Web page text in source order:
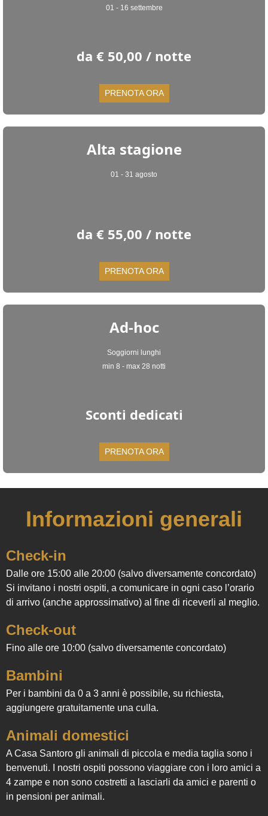
01 - 16 settembre
da € 50,00 / notte
PRENOTA ORA
Alta stagione
01 - 31 agosto
da € 55,00 / notte
PRENOTA ORA
Ad-hoc
Soggiorni lunghi
min 8 - max 28 notti
Sconti dedicati
PRENOTA ORA
Informazioni generali
Check-in
Dalle ore 15:00 alle 20:00 (salvo diversamente concordato)
Si invitano i nostri ospiti, a comunicare in ogni caso l’orario
di arrivo (anche approssimativo) al fine di riceverli al meglio.
Check-out
Fino alle ore 10:00 (salvo diversamente concordato)
Bambini
Per i bambini da 0 a 3 anni è possibile, su richiesta,
aggiungere gratuitamente una culla.
Animali domestici
A Casa Santoro gli animali di piccola e media taglia sono i
benvenuti. I nostri ospiti possono viaggiare con i loro amici a
4 zampe e non sono costretti a lasciarli da amici e parenti o
in pensioni per animali.